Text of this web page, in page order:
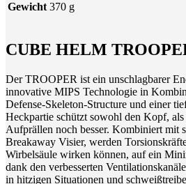
Gewicht 370 g
CUBE HELM
Der TROOPER ist ein unschlagbarer
innovative MIPS Technologie in
Defense-Skeleton-Structure und einer
Heckpartie schützt sowohl den Kopf, als
Aufprällen noch besser. Kombiniert mit
Breakaway Visier, werden
Wirbelsäule wirken können, auf ein
dank den verbesserten
in hitzigen Situationen und